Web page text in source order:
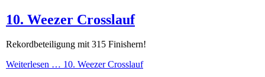
10. Weezer Crosslauf
Rekordbeteiligung mit 315 Finishern!
Weiterlesen … 10. Weezer Crosslauf